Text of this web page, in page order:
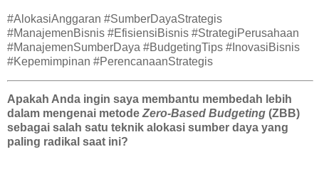
#AlokasiAnggaran #SumberDayaStrategis
#ManajemenBisnis #EfisiensiBisnis #StrategiPerusahaan
#ManajemenSumberDaya #BudgetingTips #InovasiBisnis
#Kepemimpinan #PerencanaanStrategis
Apakah Anda ingin saya membantu membedah lebih
dalam mengenai metode Zero-Based Budgeting (ZBB)
sebagai salah satu teknik alokasi sumber daya yang
paling radikal saat ini?